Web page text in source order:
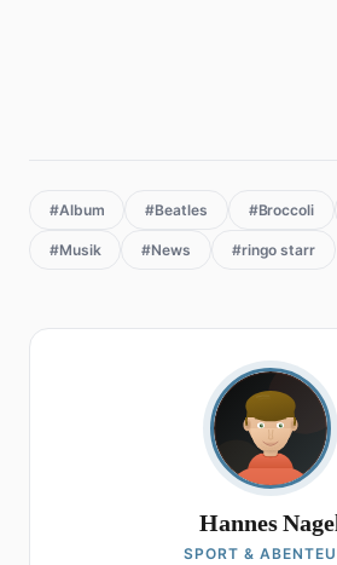
#Album #Beatles #Broccoli
#Musik #News #ringo starr
Hannes
SPORT &